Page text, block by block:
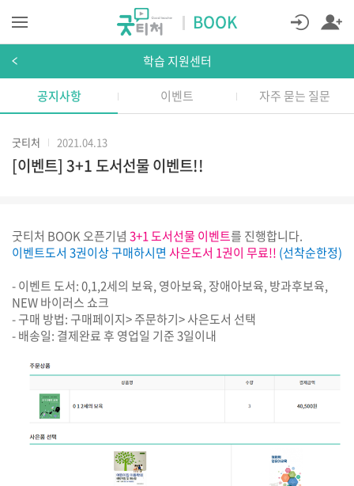
BOOK
학습 지원센터
공지사항
이벤트 자주 묻는 질문
굿티처 2021.04.13
[이벤트] 3+1 도서선물 이벤트!!
굿티처 BOOK 오픈기념 3+1 도서선물 이벤트를 진행합니다.
이벤트도서 3권이상구매하시면 사은도서 1권이 무료!! (선착순한정)
- 이벤트 도서: 0,1,2세의 보육, 영아보육, 장애아보육, 방과후보육,
NEW 바이러스 쇼크
- 구매 방법: 구매페이지> 주문하기> 사은도서 선택
- 배송일: 결제완료 후 영업일 기준 3일이내